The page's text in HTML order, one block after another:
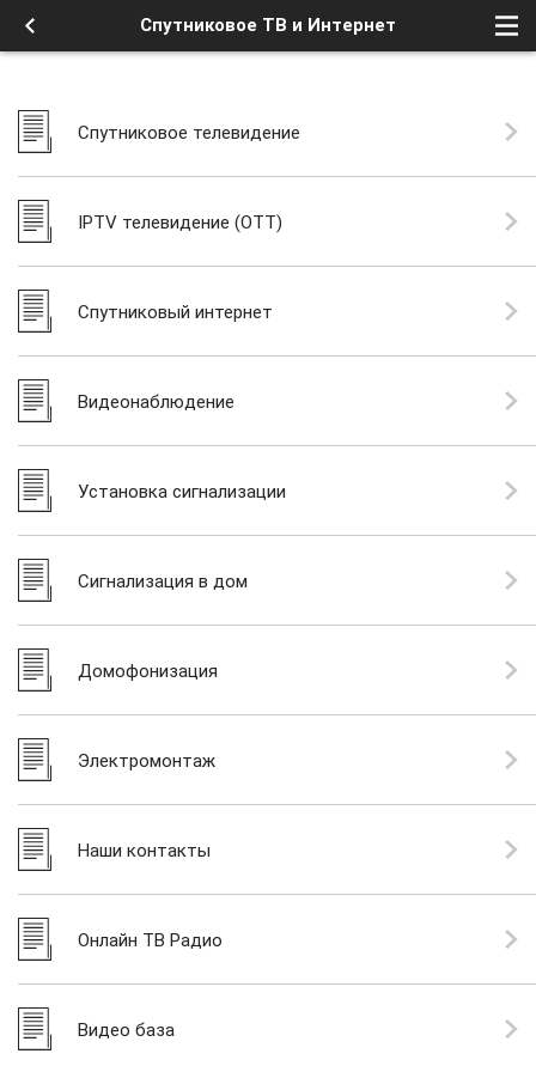
Спутниковое ТВ и Интернет
Спутниковое телевидение
IPTV телевидение (OTT)
Спутниковый интернет
Видеонаблюдение
Установка сигнализации
Сигнализация в дом
Домофонизация
Электромонтаж
Наши контакты
Онлайн ТВ Радио
Видео база